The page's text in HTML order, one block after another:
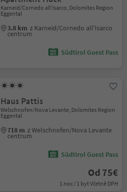
Karneid/Cornedo all'Isarco, Dolomites Region
Eggental
3.8 km z Karneid/Cornedo all'Isarco
centrum
Südtirol Guest Pass
Haus Pattis
Welschnofen/Nova Levante, Dolomites Region
Eggental
718 m z Welschnofen/Nova Levante
centrum
Südtirol Guest Pass
Od 75€
1 noc / 1 byt Včetně DPH